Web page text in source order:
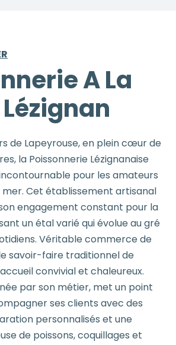
A La
de Lapeyrouse, en plein cœur de
la Poissonnerie Lézignanaise
pour les amateurs
Cet établissement artisanal
engagement constant pour la
un étal varié qui évolue au gré
Véritable commerce de
savoir-faire traditionnel de
convivial et chaleureux.
par son métier, met un point
ses clients avec des
personnalisés et une
de poissons, coquillages et